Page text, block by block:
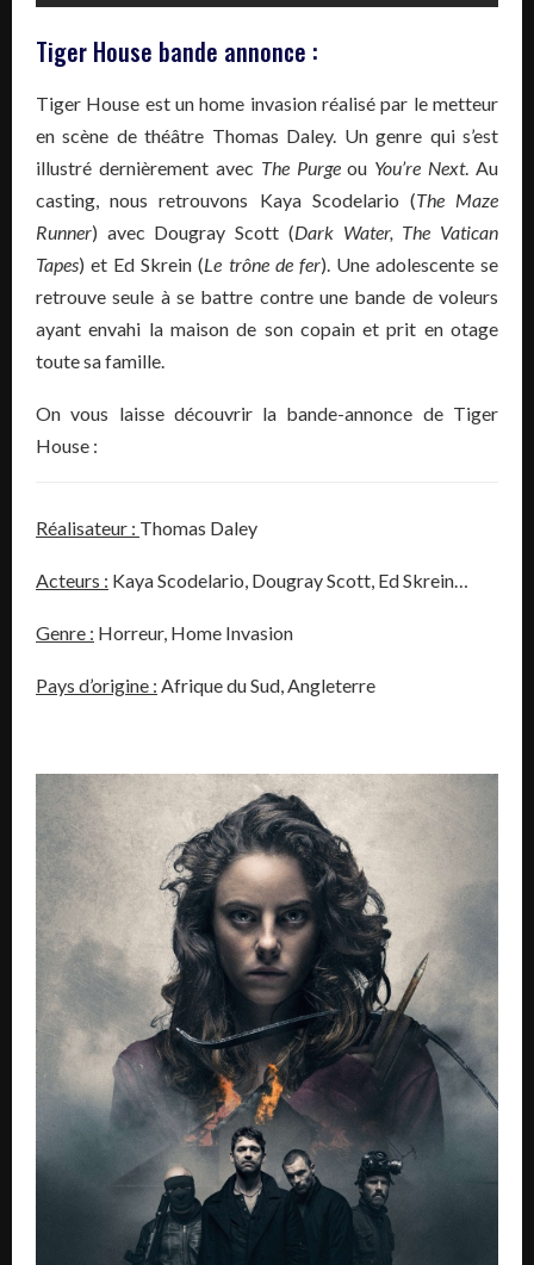
Tiger House bande annonce :
Tiger House est un home invasion réalisé par le metteur
en scène de théâtre Thomas Daley. Un genre qui s’est
illustré dernièrement avec The Purgeou You’re Next. Au
casting, nous retrouvons Kaya Scodelario (The Maze
Runner) avec Dougray Scott (Dark Water, The Vatican
Tapes) et Ed Skrein (Le trône de fer). Une adolescente se
retrouve seule à se battre contre une bande de voleurs
ayant envahi la maison de son copain et prit en otage
toute sa famille.
On vous laisse découvrir la bande-annonce de Tiger
House :
Réalisateur : Thomas Daley
Acteurs : Kaya Scodelario, Dougray Scott, Ed Skrein…
Genre : Horreur, Home Invasion
Pays d’origine : Afrique du Sud, Angleterre